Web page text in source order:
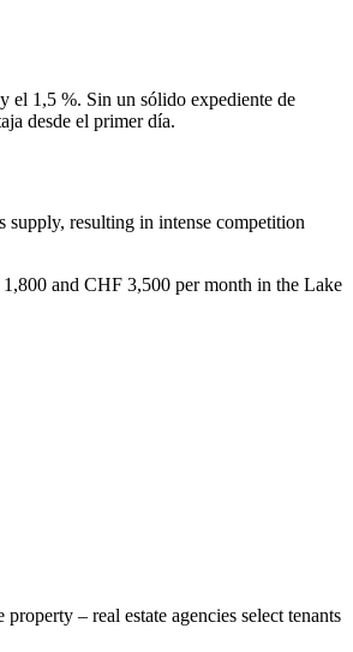
el 1,5 %. Sin un sólido expediente de
desde el primer día.
supply, resulting in intense competition
and CHF 3,500 per month in the Lake
– real estate agencies select tenants